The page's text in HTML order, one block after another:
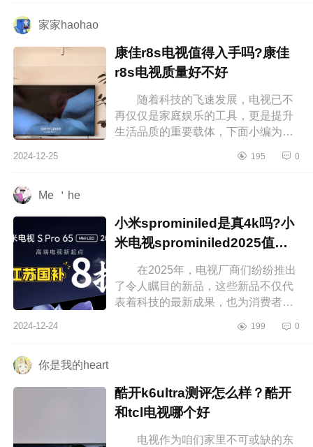
家家haohao
康佳r8s电视值得入手吗?康佳
r8s电视质量好不好
随着科技的飞速发展，电视已不
再仅仅是家庭娱乐的工具，更是提升
生活品质的重要载体，下面小编为大
佳r8s电视质量好不好 康佳r8s电...
2024-12-25 195 0
Me ＇he
小米sprominiled是真4k吗?小
米电视sprominiled2025值得
入手吗
在2025年，电视厂商们纷纷推出
了令人瞩目的新品，这些新品不仅代
表着科技的最新成果，也为消费者带
绍下小米sprominiled是真4k吗?小米...
2024-12-24 199 0
你是我的heart
酷开k6ultra测评怎么样？酷开
和tcl电视哪个好
电视作为咱们家里不可或缺的东